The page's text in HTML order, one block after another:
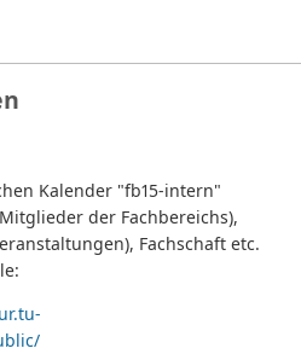
Kalender "fb15-intern"
der Fachbereichs),
Fachschaft etc.